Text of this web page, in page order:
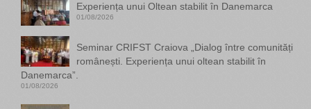
Experiența unui Oltean stabilit în Danemarca
01/08/2026
Seminar CRIFST Craiova „Dialog între comunități
românești. Experiența unui oltean stabilit în
Danemarca”.
01/08/2026